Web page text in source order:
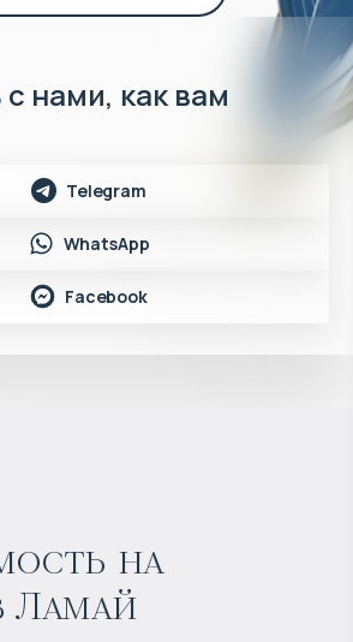
нами, как вам
Telegram
WhatsApp
Facebook
на
Ламай
: